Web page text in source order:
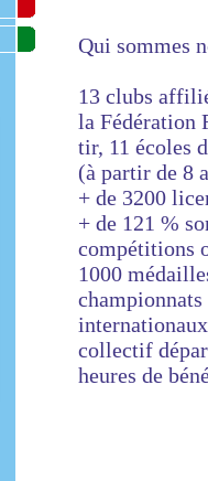
Qui sommes
13 clubs
la Fédération
tir, 11 écoles
(à partir de 8
+ de 3200
+ de 121 %
compétitions
1000
collectif
heures de